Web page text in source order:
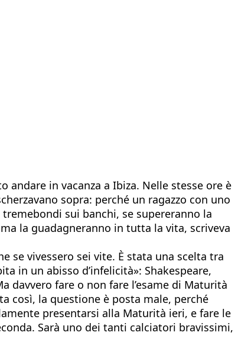
in vacanza a Ibiza. Nelle stesse ore è
sopra: perché un ragazzo con uno
sui banchi, se supereranno la
la guadagneranno in tutta la vita, scriveva
se vivessero sei vite. È stata una scelta tra
in un abisso d’infelicità»: Shakespeare,
davvero fare o non fare l’esame di Maturità
così, la questione è posta male, perché
presentarsi alla Maturità ieri, e fare le
Sarà uno dei tanti calciatori bravissimi,